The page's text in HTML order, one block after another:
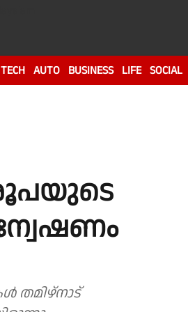
TECH AUTO BUSINESS LIFE SOCIAL
രൂപയുടെ
തമിഴ്‌നാട്